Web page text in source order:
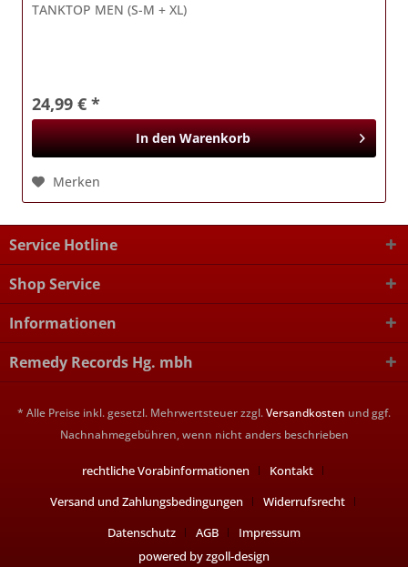
TANKTOP MEN (S-M + XL)
24,99 € *
In den Warenkorb
Merken
Service Hotline
Shop Service
Informationen
Remedy Records Hg. mbh
* Alle Preise inkl. gesetzl. Mehrwertsteuer zzgl.Versandkosten und ggf.
Nachnahmegebühren, wenn nicht anders beschrieben
rechtliche Vorabinformationen
Kontakt
Versand und Zahlungsbedingungen
Widerrufsrecht
Datenschutz
AGB
Impressum
powered by zgoll-design